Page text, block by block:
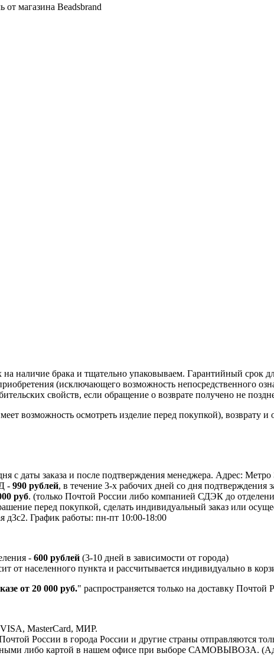
наличие брака и тщательно упаковываем. Гарантийный срок
(исключающего возможность непосредственного
свойств, если обращение о возврате получено не
возможность осмотреть изделие перед покупкой), возврату и
с даты заказа и после подтверждения менеджера. Адрес:
- 990 рублей, в течение 3-х рабочих дней со дня подтверждения
руб. (только Почтой России либо компанией СДЭК до
перед покупкой, сделать индивидуальный заказ или
д3с2. График работы: пн-пт 10:00-18:00
- 600 рублей (3-10 дней в зависимости от города)
от населенного пункта и рассчитывается индивидуально в
от 20 000 руб." распространяется только на доставку
VISA, MasterCard, МИР.
России в города России и другие страны отправляются
либо картой в нашем офисе при выборе САМОВЫВОЗА.